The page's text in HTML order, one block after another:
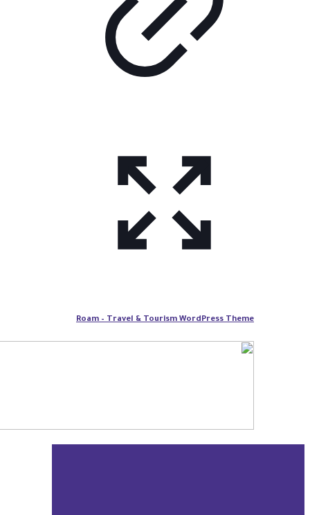
Roam – Travel & Tourism WordPress Theme